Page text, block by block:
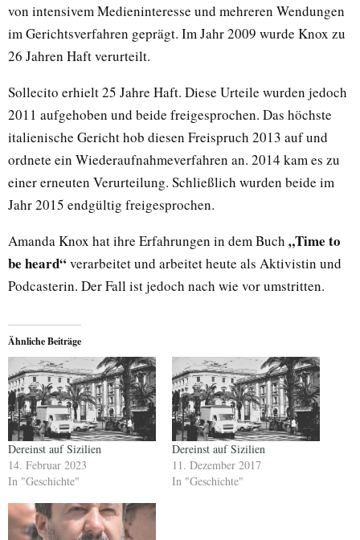
von intensivem Medieninteresse und mehreren Wendungen
im Gerichtsverfahren geprägt. Im Jahr 2009 wurde Knox zu
26 Jahren Haft verurteilt.
Sollecito erhielt 25 Jahre Haft. Diese Urteile wurden jedoch
2011 aufgehoben und beide freigesprochen. Das höchste
italienische Gericht hob diesen Freispruch 2013 auf und
ordnete ein Wiederaufnahmeverfahren an. 2014 kam es zu
einer erneuten Verurteilung. Schließlich wurden beide im
Jahr 2015 endgültig freigesprochen.
Amanda Knox hat ihre Erfahrungen in dem Buch „Time to
be heard“verarbeitet und arbeitet heute als Aktivistin und
Podcasterin. Der Fall ist jedoch nach wie vor umstritten.
Ähnliche Beiträge
Dereinst auf Sizilien
14. Februar 2023
In "Geschichte"
Dereinst auf Sizilien
11. Dezember 2017
In "Geschichte"